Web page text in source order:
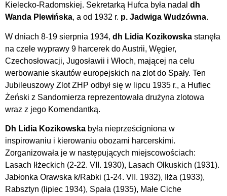
Kielecko-Radomskiej. Sekretarką Hufca była nadal dh
Wanda Plewińska, a od 1932 r. p. Jadwiga Wudzówna.
W dniach 8-19 sierpnia 1934, dh Lidia Kozikowska stanęła
na czele wyprawy 9 harcerek do Austrii, Węgier,
Czechosłowacji, Jugosławii i Włoch, mającej na celu
werbowanie skautów europejskich na zlot do Spały. Ten
Jubileuszowy Zlot ZHP odbył się w lipcu 1935 r., a Hufiec
Żeński z Sandomierza reprezentowała drużyna zlotowa
wraz z jego Komendantką.
Dh Lidia Kozikowska była nieprześcigniona w
inspirowaniu i kierowaniu obozami harcerskimi.
Zorganizowała je w następujących miejscowościach:
Lasach Iłżeckich (2-22. VII. 1930), Lasach Olkuskich (1931).
Jabłonka Orawska k/Rabki (1-24. VII. 1932), Iłża (1933),
Rabsztyn (lipiec 1934), Spała (1935), Małe Ciche